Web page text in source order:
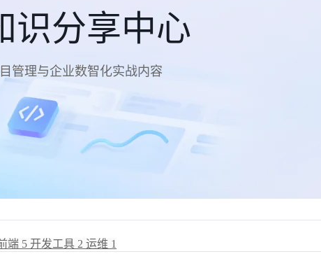
识分享中心
管理与企业数智化实战内容
端 5 开发工具 2 运维 1